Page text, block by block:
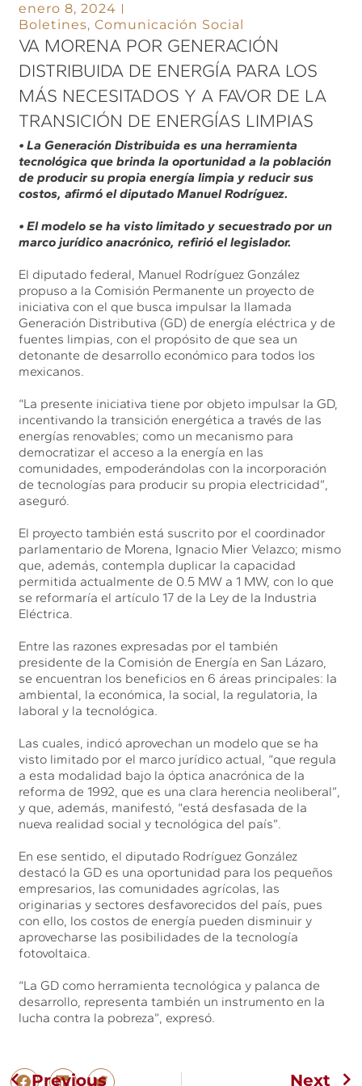
enero 8, 2024
Boletines,Comunicación Social
VA MORENA POR GENERACIÓN
DISTRIBUIDA DE ENERGÍA PARA LOS
MÁS NECESITADOS Y A FAVOR DE LA
TRANSICIÓN DE ENERGÍAS LIMPIAS
• La Generación Distribuida es una herramienta
tecnológica que brinda la oportunidad a la población
de producir su propia energía limpia y reducir sus
costos, afirmó el diputado Manuel Rodríguez.
• El modelo se ha visto limitado y secuestrado por un
marco jurídico anacrónico, refirió el legislador.
El diputado federal, Manuel Rodríguez González
propuso a la Comisión Permanente un proyecto de
iniciativa con el que busca impulsar la llamada
Generación Distributiva (GD) de energía eléctrica y de
fuentes limpias, con el propósito de que sea un
detonante de desarrollo económico para todos los
mexicanos.
“La presente iniciativa tiene por objeto impulsar la GD,
incentivando la transición energética a través de las
energías renovables; como un mecanismo para
democratizar el acceso a la energía en las
comunidades, empoderándolas con la incorporación
de tecnologías para producir su propia electricidad”,
aseguró.
El proyecto también está suscrito por el coordinador
parlamentario de Morena, Ignacio Mier Velazco; mismo
que, además, contempla duplicar la capacidad
permitida actualmente de 0.5 MW a 1 MW, con lo que
se reformaría el artículo 17 de la Ley de la Industria
Eléctrica.
Entre las razones expresadas por el también
presidente de la Comisión de Energía en San Lázaro,
se encuentran los beneficios en 6 áreas principales: la
ambiental, la económica, la social, la regulatoria, la
laboral y la tecnológica.
Las cuales, indicó aprovechan un modelo que se ha
visto limitado por el marco jurídico actual, “que regula
a esta modalidad bajo la óptica anacrónica de la
reforma de 1992, que es una clara herencia neoliberal”,
y que, además, manifestó, “está desfasada de la
nueva realidad social y tecnológica del país”.
En ese sentido, el diputado Rodríguez González
destacó la GD es una oportunidad para los pequeños
empresarios, las comunidades agrícolas, las
originarias y sectores desfavorecidos del país, pues
con ello, los costos de energía pueden disminuir y
aprovecharse las posibilidades de la tecnología
fotovoltaica.
“La GD como herramienta tecnológica y palanca de
desarrollo, representa también un instrumento en la
lucha contra la pobreza”, expresó.
Previous Next